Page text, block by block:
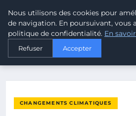
MALTA CLIMATE
ACCUEIL
CHANGEMENT CLIMATIQUE : L’IMPACT
CHANGEMENTS CLIMATIQUES
Nous utilisons des cookies pour
de navigation. En poursuivant, vous
politique de confidentialité. En
Refuser Accepter